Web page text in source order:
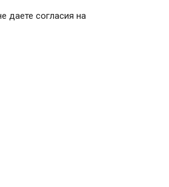
даете согласия на